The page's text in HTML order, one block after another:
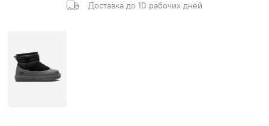
Доставка до 10 рабочих дней